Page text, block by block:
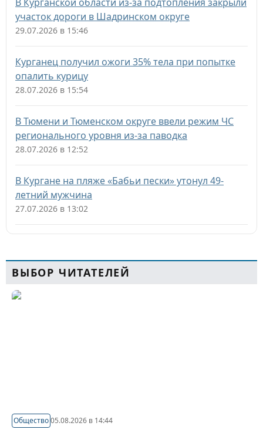
участок дороги в Шадринском округе
29.07.2026 в 15:46
Курганец получил ожоги 35% тела при попытке
опалить курицу
28.07.2026 в 15:54
В Тюмени и Тюменском округе ввели режим ЧС
регионального уровня из-за паводка
28.07.2026 в 12:52
В Кургане на пляже «Бабьи пески» утонул 49-
летний мужчина
27.07.2026 в 13:02
ВЫБОР ЧИТАТЕЛЕЙ
Общество05.08.2026 в 14:44